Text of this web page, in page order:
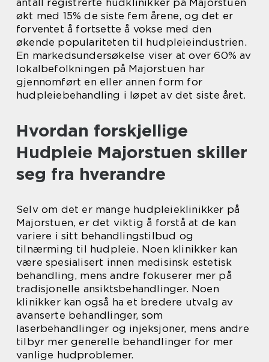
antall registrerte hudklinikker på Majorstuen
økt med 15% de siste fem årene, og det er
forventet å fortsette å vokse med den
økende populariteten til hudpleieindustrien.
En markedsundersøkelse viser at over 60% av
lokalbefolkningen på Majorstuen har
gjennomført en eller annen form for
hudpleiebehandling i løpet av det siste året.
Hvordan forskjellige
Hudpleie Majorstuen skiller
seg fra hverandre
Selv om det er mange hudpleieklinikker på
Majorstuen, er det viktig å forstå at de kan
variere i sitt behandlingstilbud og
tilnærming til hudpleie. Noen klinikker kan
være spesialisert innen medisinsk estetisk
behandling, mens andre fokuserer mer på
tradisjonelle ansiktsbehandlinger. Noen
klinikker kan også ha et bredere utvalg av
avanserte behandlinger, som
laserbehandlinger og injeksjoner, mens andre
tilbyr mer generelle behandlinger for mer
vanlige hudproblemer.